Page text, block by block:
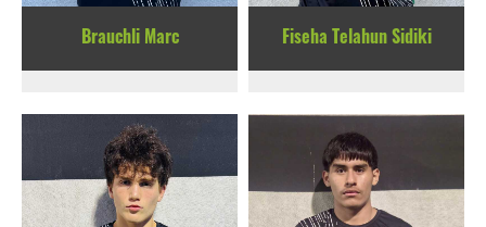
Brauchli Marc Fiseha Telahun Sidiki